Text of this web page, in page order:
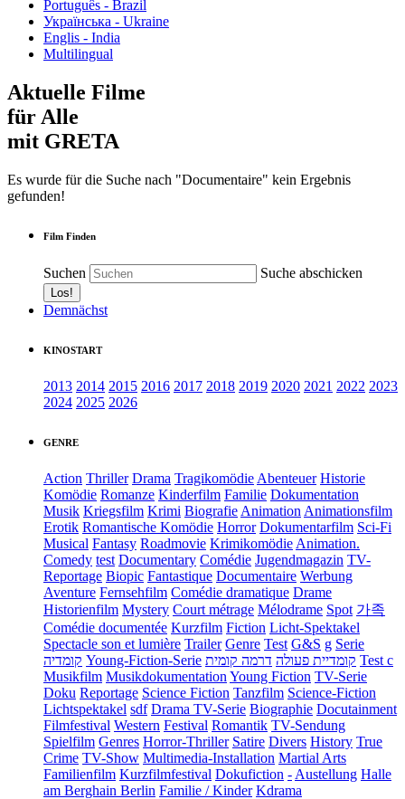
Português - Brazil
Українська - Ukraine
Englis - India
Multilingual
Aktuelle Filme
für Alle
mit GRETA
Es wurde für die Suche nach "Documentaire" kein Ergebnis
gefunden!
Film Finden
Suchen Suche abschicken
Demnächst
KINOSTART
2013 2014 2015 2016 2017 2018 2019 2020 2021 2022 2023
2024 2025 2026
GENRE
Action Thriller Drama Tragikomödie Abenteuer Historie
Komödie Romanze Kinderfilm Familie Dokumentation
Musik Kriegsfilm Krimi Biografie Animation Animationsfilm
Erotik Romantische Komödie Horror Dokumentarfilm Sci-Fi
Musical Fantasy Roadmovie Krimikomödie Animation.
Comedy test Documentary Comédie Jugendmagazin TV-
Reportage Biopic Fantastique Documentaire Werbung
Aventure Fernsehfilm Comédie dramatique Drame
Historienfilm Mystery Court métrage Mélodrame Spot 가족
Comédie documentée Kurzfilm Fiction Licht-Spektakel
Spectacle son et lumière Trailer Genre Test G&S g Serie
קומדיה Young-Fiction-Serie קומדיית פעולה דרמה קומית
Test c
Musikfilm Musikdokumentation Young Fiction TV-Serie
Doku Reportage Science Fiction Tanzfilm Science-Fiction
Lichtspektakel sdf Drama TV-Serie Biographie Docutainment
Filmfestival Western Festival Romantik TV-Sendung
Spielfilm Genres Horror-Thriller Satire Divers History True
Crime TV-Show Multimedia-Installation Martial Arts
Familienfilm Kurzfilmfestival Dokufiction - Austellung Halle
am Berghain Berlin Familie / Kinder Kdrama